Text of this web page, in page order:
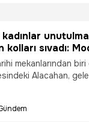
sıvadı:
mekanlarından
Alacahan,
malzemelerin